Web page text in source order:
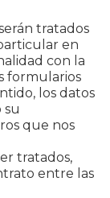
tratados
en
con la
formularios
los datos
su
que nos
tratados,
entre las